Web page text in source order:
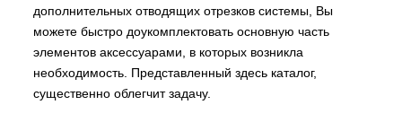
дополнительных отводящих отрезков системы, Вы
можете быстро доукомплектовать основную часть
элементов аксессуарами, в которых возникла
необходимость. Представленный здесь каталог,
существенно облегчит задачу.